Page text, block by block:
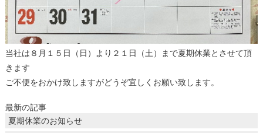
当社は８月１５日（日）より２１日（土）まで夏期休業とさせて頂
きます
ご不便をおかけ致しますがどうぞ宜しくお願い致します。
最新の記事
夏期休業のお知らせ